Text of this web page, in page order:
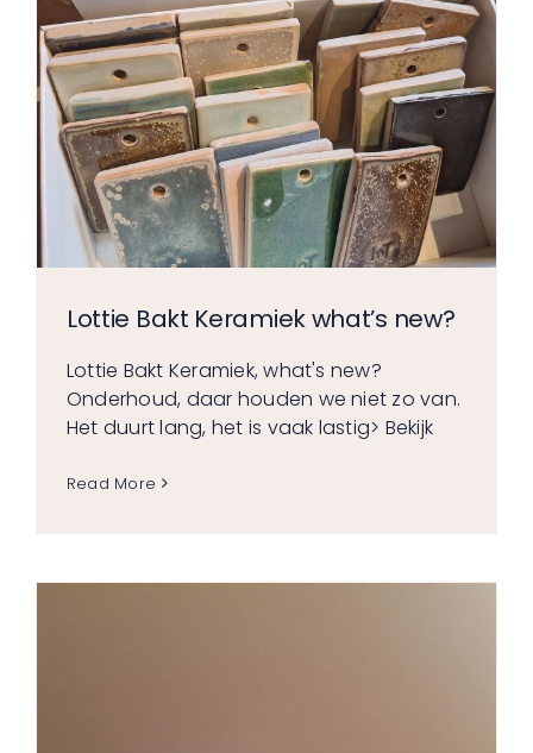
Lottie Bakt Keramiek what’s new?
Lottie Bakt Keramiek, what's new?
Onderhoud, daar houden we niet zo van.
Het duurt lang, het is vaak lastig> Bekijk
Read More